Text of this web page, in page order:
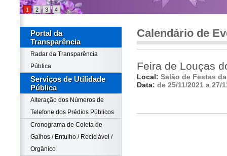
1 2 3 4
Portal da
Transparência
Radar da Transparência
Pública
Serviços de Utilidade
Pública
Alteração dos Números de
Telefone dos Prédios Públicos
Cronograma de Coleta de
Galhos / Entulho / Reciclável /
Orgânico
Calendário de
Feira de Louças
Local: Salão de Festas
Data: de 25/11/2021 a 27/